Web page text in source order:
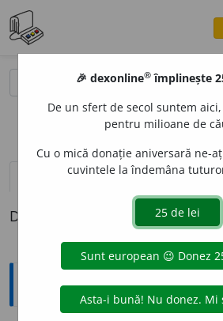
definiții (1) pronunțievolume_up (1)
Definiția cu ID-ul 971281:
Sinonime
🎉 dexonline® împlinește
De un sfert de secol suntem
pentru milioane de
Cu o mică donație aniversară ne-
cuvintele la îndemâna